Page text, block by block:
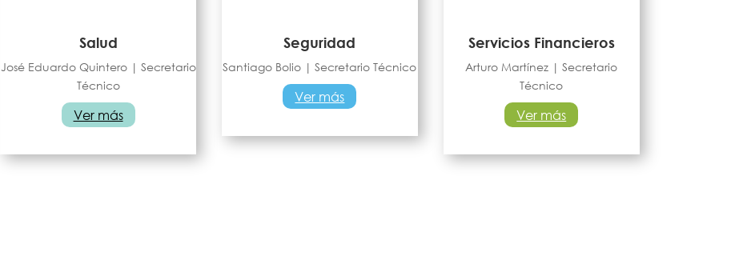
Salud
José Eduardo Quintero | Secretario
Técnico
Ver más
Seguridad
Santiago Bolio | Secretario Técnico
Ver más
Servicios Financieros
Arturo Martínez | Secretario
Técnico
Ver más